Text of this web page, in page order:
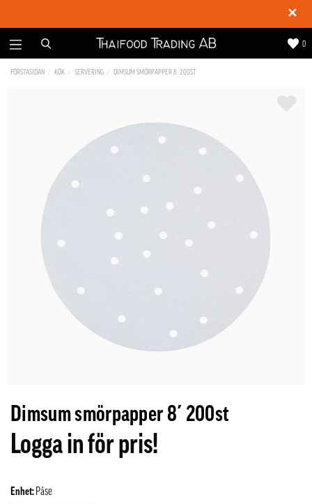
✕
0
FÖRSTASIDAN KÖK SERVERING DIMSUM SMÖRPAPPER 8´ 200ST
Dimsum smörpapper 8´ 200st
Logga in för pris!
Enhet: Påse